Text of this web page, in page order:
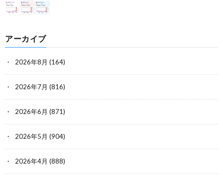
アーカイブ
2026年8月 (164)
2026年7月 (816)
2026年6月 (871)
2026年5月 (904)
2026年4月 (888)